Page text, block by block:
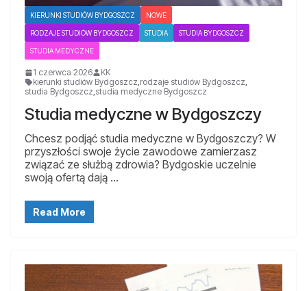
KIERUNKI STUDIÓW BYDGOSZCZ NOWE
RODZAJE STUDIÓW BYDGOSZCZ STUDIA STUDIA BYDGOSZCZ
STUDIA MEDYCZNE
1 czerwca 2026
KK
kierunki studiów Bydgoszcz,rodzaje studiów Bydgoszcz,
studia Bydgoszcz,studia medyczne Bydgoszcz
Studia medyczne w Bydgoszczy
Chcesz podjąć studia medyczne w Bydgoszczy? W
przyszłości swoje życie zawodowe zamierzasz
związać ze służbą zdrowia? Bydgoskie uczelnie
swoją ofertą dają …
Read More